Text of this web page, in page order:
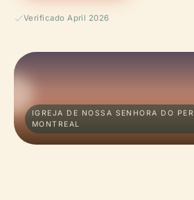
Verificado April 2026
IGREJA DE NOSSA SENHORA DO
MONTREAL